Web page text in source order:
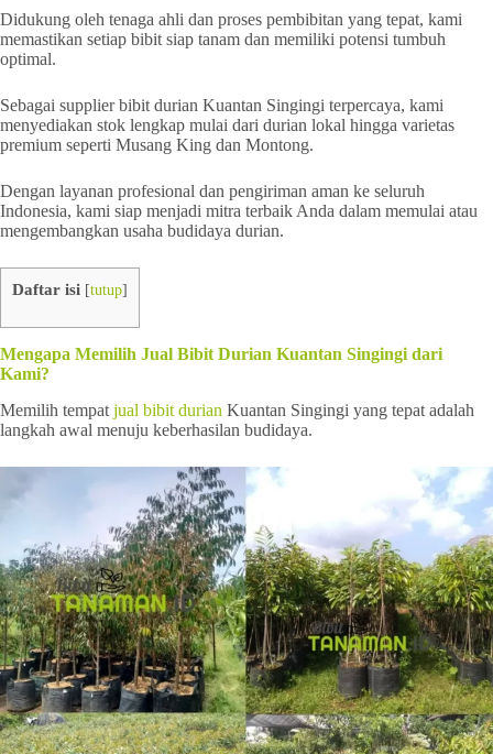
Didukung oleh tenaga ahli dan proses pembibitan yang tepat, kami
memastikan setiap bibit siap tanam dan memiliki potensi tumbuh
optimal.
Sebagai supplier bibit durian Kuantan Singingi terpercaya, kami
menyediakan stok lengkap mulai dari durian lokal hingga varietas
premium seperti Musang King dan Montong.
Dengan layanan profesional dan pengiriman aman ke seluruh
Indonesia, kami siap menjadi mitra terbaik Anda dalam memulai atau
mengembangkan usaha budidaya durian.
Daftar isi [tutup]
Mengapa Memilih Jual Bibit Durian Kuantan Singingi dari
Kami?
Memilih tempat jual bibit durian Kuantan Singingi yang tepat adalah
langkah awal menuju keberhasilan budidaya.